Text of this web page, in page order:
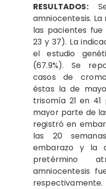
RESULTADOS:
amniocentesis.
las pacientes
23 y 37). La
el estudio
(67.9%). Se
casos de
éstas la de
trisomía 21 en 41
mayor parte de
registró en
las 20
embarazo y la
pretérmino
amniocentesis
respectivamente.